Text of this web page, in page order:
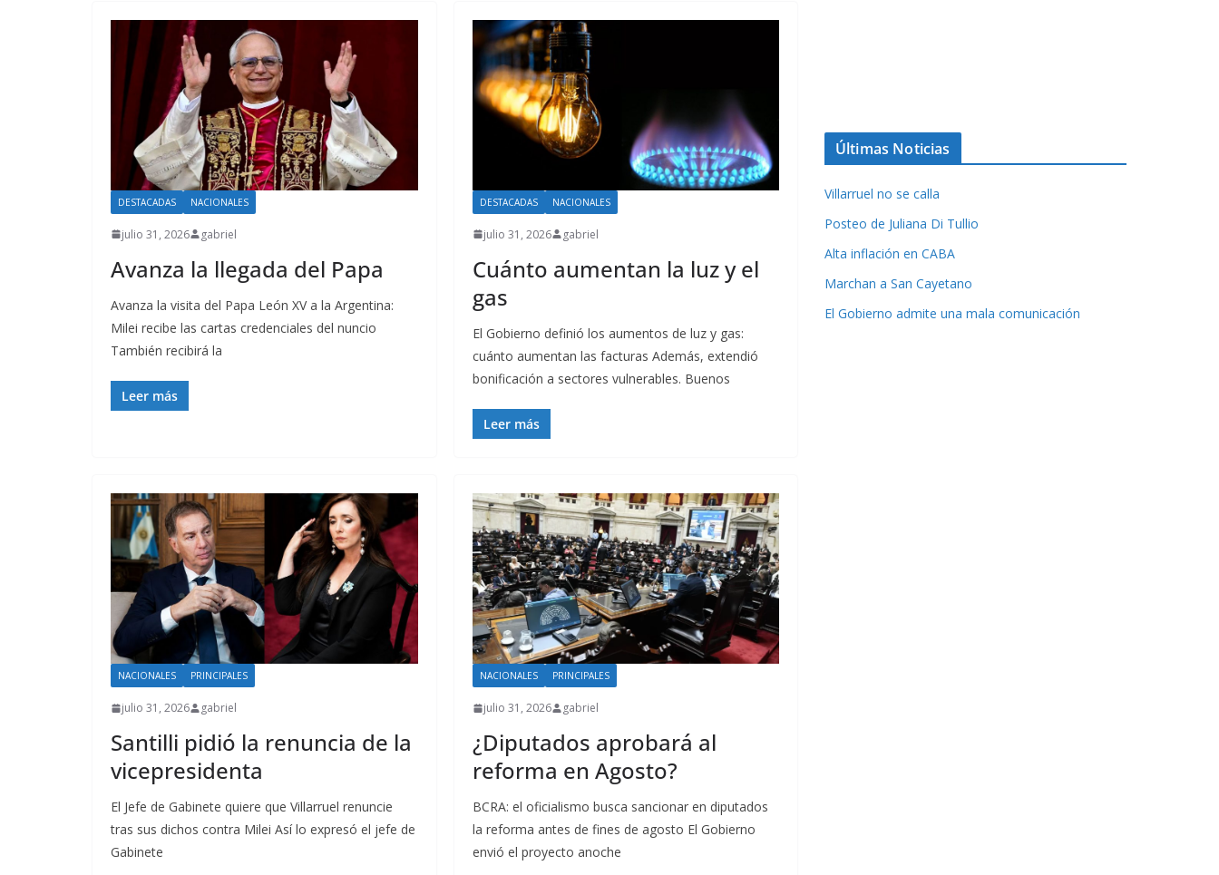
DESTACADAS NACIONALES
julio 31, 2026 gabriel
Avanza la llegada del Papa
Avanza la visita del Papa León XV a la Argentina:
Milei recibe las cartas credenciales del nuncio
También recibirá la
Leer más
DESTACADAS NACIONALES
julio 31, 2026 gabriel
Cuánto aumentan la luz y el
gas
El Gobierno definió los aumentos de luz y gas:
cuánto aumentan las facturas Además, extendió
bonificación a sectores vulnerables. Buenos
Leer más
NACIONALES PRINCIPALES
julio 31, 2026 gabriel
Santilli pidió la renuncia de la
vicepresidenta
El Jefe de Gabinete quiere que Villarruel renuncie
tras sus dichos contra Milei Así lo expresó el jefe de
Gabinete
NACIONALES PRINCIPALES
julio 31, 2026 gabriel
¿Diputados aprobará al
reforma en Agosto?
BCRA: el oficialismo busca sancionar en diputados
la reforma antes de fines de agosto El Gobierno
envió el proyecto anoche
Últimas Noticias
Villarruel no se calla
Posteo de Juliana Di Tullio
Alta inflación en CABA
Marchan a San Cayetano
El Gobierno admite una mala comunicación